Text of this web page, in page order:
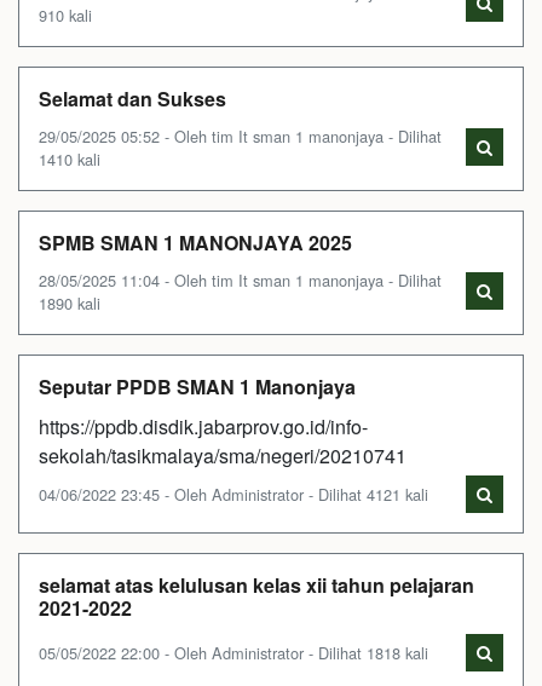
910 kali
Selamat dan Sukses
29/05/2025 05:52 - Oleh tim It sman 1 manonjaya - Dilihat
1410 kali
SPMB SMAN 1 MANONJAYA 2025
28/05/2025 11:04 - Oleh tim It sman 1 manonjaya - Dilihat
1890 kali
Seputar PPDB SMAN 1 Manonjaya
https://ppdb.disdik.jabarprov.go.id/info-
sekolah/tasikmalaya/sma/negeri/20210741
04/06/2022 23:45 - Oleh Administrator - Dilihat 4121 kali
selamat atas kelulusan kelas xii tahun pelajaran
2021-2022
05/05/2022 22:00 - Oleh Administrator - Dilihat 1818 kali